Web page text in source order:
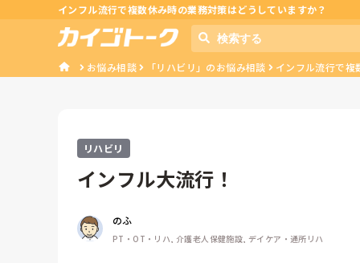
インフル流行で複数休み時の業務対策はどうしていますか？
お悩み相談 「リハビリ」のお悩み相談 インフル流行で複
リハビリ
インフル大流行！
のふ
PT・OT・リハ, 介護老人保健施設, デイケア・通所リハ